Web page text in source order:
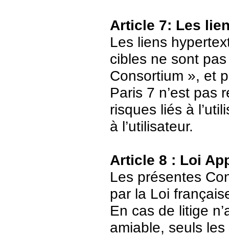
Article 7: Les
Les liens
cibles ne sont
Consortium », et
Paris 7 n’est pas
risques liés à
à l’utilisateur.
Article 8 : Loi
Les présentes
par la Loi
En cas de litige
amiable, seuls